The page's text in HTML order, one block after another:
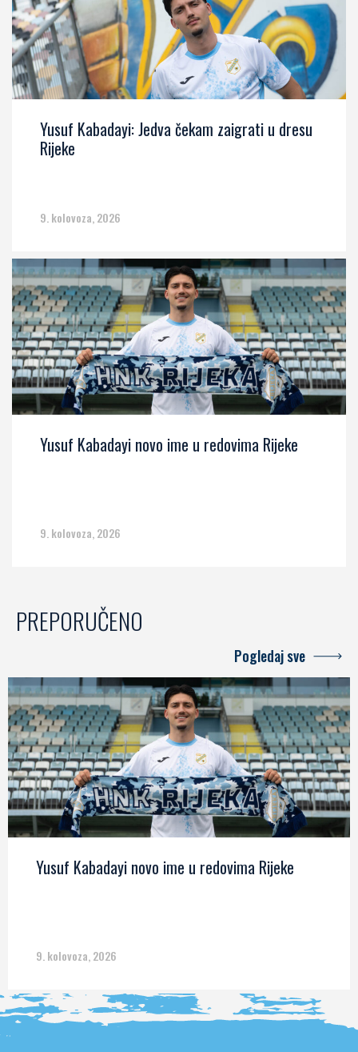
Yusuf Kabadayi: Jedva čekam zaigrati u dresu
Rijeke
9. kolovoza, 2026
Yusuf Kabadayi novo ime u redovima Rijeke
9. kolovoza, 2026
PREPORUČENO
Pogledaj sve
Yusuf Kabadayi novo ime u redovima Rijeke
9. kolovoza, 2026